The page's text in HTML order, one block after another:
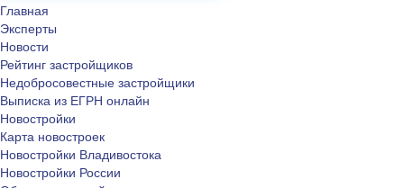
Главная
Эксперты
Новости
Рейтинг застройщиков
Недобросовестные застройщики
Выписка из ЕГРН онлайн
Новостройки
Карта новостроек
Новостройки Владивостока
Новостройки России